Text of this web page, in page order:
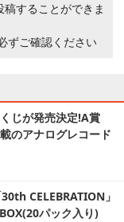
することができま
ずご確認ください
じが発売決定!A賞
のアナログレコード
CELEBRATION」
パック入り)